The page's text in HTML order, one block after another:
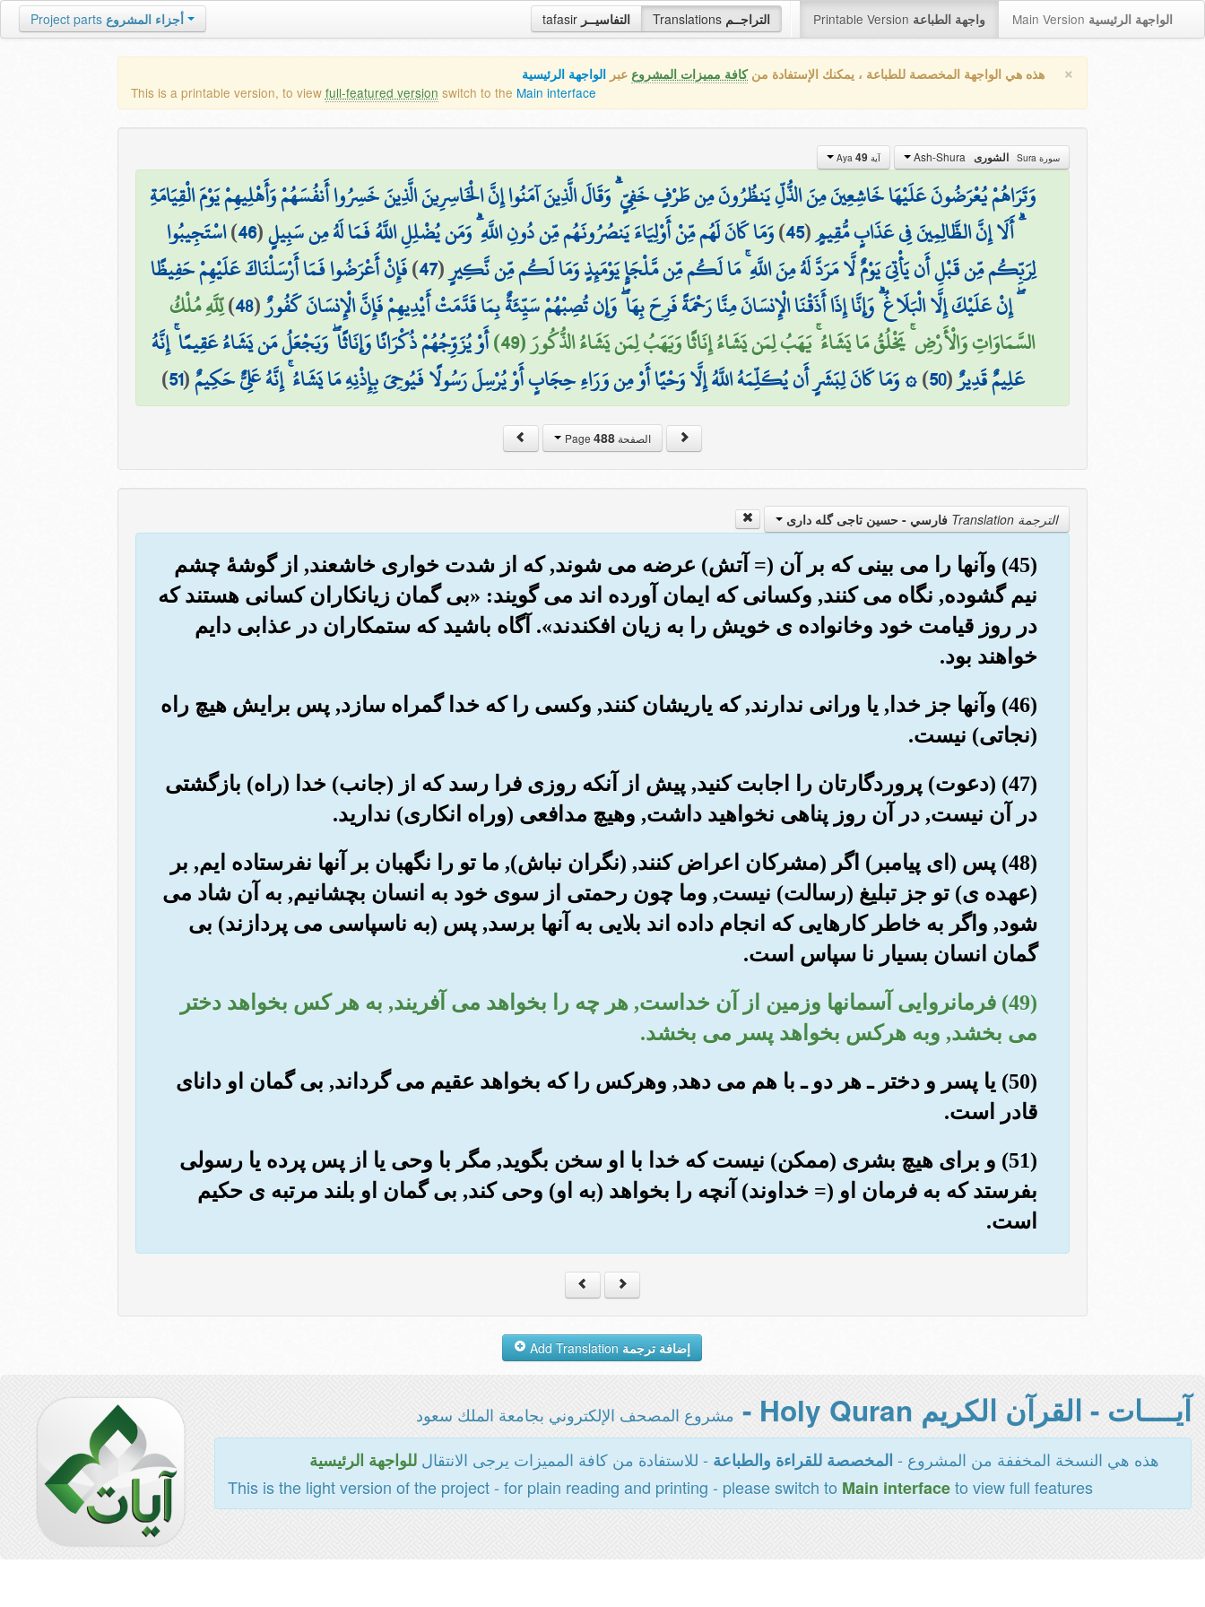
tafasir التفاسيــر Translations التراجــم Printable Version واجهة الطباعة Main Version الواجهة الرئيسية Project parts أجزاء المشروع
× هذه هي الواجهة المخصصة للطباعة ، يمكنك الإستفادة منكافة مميزات المشروع عبر الواجهة الرئيسية
This is a printable version, to view full-featured version switch to the Main interface
سورة Sura الشورى آية Aya 49
وَتَرَاهُمْ يُعْرَضُونَ عَلَيْهَا خَاشِعِينَ مِنَ الذُّلِّ يَنظُرُونَ مِن طَرْفٍ خَفِيٍّ ۗ وَقَالَ الَّذِينَ آمَنُوا إِنَّ الْخَاسِرِينَ الَّذِينَ خَسِرُوا أَنفُسَهُمْ وَأَهْلِيهِمْ يَوْمَ الْقِيَامَةِ
ۗ أَلَا إِنَّ الظَّالِمِينَ فِي عَذَابٍ مُّقِيمٍ(
45
)وَمَا كَانَ لَهُم مِّنْ أَوْلِيَاءَ يَنصُرُونَهُم مِّن دُونِ اللَّهِ ۗ وَمَن يُضْلِلِ اللَّهُ فَمَا لَهُ مِن سَبِيلٍ(
46
)اسْتَجِيبُوا
لِرَبِّكُم مِّن قَبْلِ أَن يَأْتِيَ يَوْمٌ لَّا مَرَدَّ لَهُ مِنَ اللَّهِ ۚ مَا لَكُم مِّن مَّلْجَإٍ يَوْمَئِذٍ وَمَا لَكُم مِّن نَّكِيرٍ(
47
)فَإِنْ أَعْرَضُوا فَمَا أَرْسَلْنَاكَ عَلَيْهِمْ حَفِيظًا
ۖ إِنْ عَلَيْكَ إِلَّا الْبَلَاغُ ۗ وَإِنَّا إِذَا أَذَقْنَا الْإِنسَانَ مِنَّا رَحْمَةً فَرِحَ بِهَا ۖ وَإِن تُصِبْهُمْ سَيِّئَةٌ بِمَا قَدَّمَتْ أَيْدِيهِمْ فَإِنَّ الْإِنسَانَ كَفُورٌ(
48
)لِّلَّهِ مُلْكُ
السَّمَاوَاتِ وَالْأَرْضِ ۚ يَخْلُقُ مَا يَشَاءُ ۚ يَهَبُ لِمَن يَشَاءُ إِنَاثًا وَيَهَبُ لِمَن يَشَاءُ الذُّكُورَ (49)
أَوْ يُزَوِّجُهُمْ ذُكْرَانًا وَإِنَاثًا ۖ وَيَجْعَلُ مَن يَشَاءُ عَقِيمًا ۚ إِنَّهُ
عَلِيمٌ قَدِيرٌ(
50
)۞ وَمَا كَانَ لِبَشَرٍ أَن يُكَلِّمَهُ اللَّهُ إِلَّا وَحْيًا أَوْ مِن وَرَاءِ حِجَابٍ أَوْ يُرْسِلَ رَسُولًا فَيُوحِيَ بِإِذْنِهِ مَا يَشَاءُ ۚ إِنَّهُ عَلِيٌّ حَكِيمٌ(
51
)
الصفحة Page488
الترجمة Translation فارسي - حسین تاجی گله داری
(45) وآنها را می بینی که بر آن (= آتش) عرضه می شوند, که از شدت خواری خاشعند, از گوشۀ چشم
نیم گشوده, نگاه می کنند, وکسانی که ایمان آورده اند می گویند: «بی گمان زیانکاران کسانی هستند که
در روز قیامت خود وخانواده ی خویش را به زیان افکندند». آگاه باشید که ستمکاران در عذابی دایم
خواهند بود.
(46) وآنها جز خدا, یا ورانی ندارند, که یاریشان کنند, وکسی را که خدا گمراه سازد, پس برایش هیچ راه
(نجاتی) نیست.
(47) (دعوت) پروردگارتان را اجابت کنید, پیش از آنکه روزی فرا رسد که از (جانب) خدا (راه) بازگشتی
در آن نیست, در آن روز پناهی نخواهید داشت, وهیچ مدافعی (وراه انکاری) ندارید.
(48) پس (ای پیامبر) اگر (مشرکان اعراض کنند, (نگران نباش), ما تو را نگهبان بر آنها نفرستاده ایم, بر
(عهده ی) تو جز تبلیغ (رسالت) نیست, وما چون رحمتی از سوی خود به انسان بچشانیم, به آن شاد می
شود, واگر به خاطر کارهایی که انجام داده اند بلایی به آنها برسد, پس (به ناسپاسی می پردازند) بی
گمان انسان بسیار نا سپاس است.
(49) فرمانروایی آسمانها وزمین از آن خداست, هر چه را بخواهد می آفریند, به هر کس بخواهد دختر
می بخشد, وبه هرکس بخواهد پسر می بخشد.
(50) یا پسر و دختر ـ هر دو ـ با هم می دهد, وهرکس را که بخواهد عقیم می گرداند, بی گمان او دانای
قادر است.
(51) و برای هیچ بشری (ممکن) نیست که خدا با او سخن بگوید, مگر با وحی یا از پس پرده یا رسولی
بفرستد که به فرمان او (= خداوند) آنچه را بخواهد (به او) وحی کند, بی گمان او بلند مرتبه ی حکیم
است.
إضافة ترجمة
آيــــات - القرآن الكريم Holy Quran - مشروع المصحف الإلكتروني بجامعة الملك سعود
هذه هي النسخة المخففة من المشروع - المخصصة للقراءة والطباعة - للاستفادة من كافة المميزات يرجى الانتقالللواجهة الرئيسية
This is the light version of the project - for plain reading and printing - please switch to Main interfaceto view full features